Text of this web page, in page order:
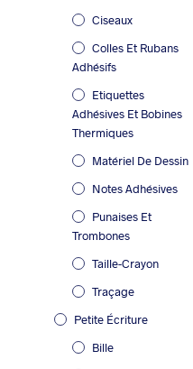
Ciseaux
Colles Et Rubans
Adhésifs
Etiquettes
Adhésives Et Bobines
Thermiques
Matériel De Dessin
Notes Adhésives
Punaises Et
Trombones
Taille-Crayon
Traçage
Petite Écriture
Bille